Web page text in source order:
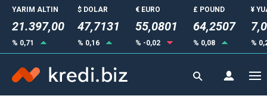
YARIM ALTIN
21.397,00
% 0,71
$ DOLAR
47,7131
% 0,16
€ EURO
55,0801
% -0,02
£ POUND
64,2507
% 0,08
¥
%